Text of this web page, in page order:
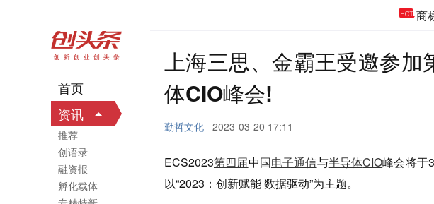
商
上海三思、金霸王受邀参加
体CIO峰会!
勤哲文化 2023-03-20 17:11
ECS2023第四届中国电子通信与半导体CIO峰会将于
以“2023：创新赋能 数据驱动”为主题。
首页
资讯
推荐
创语录
融资报
孵化载体